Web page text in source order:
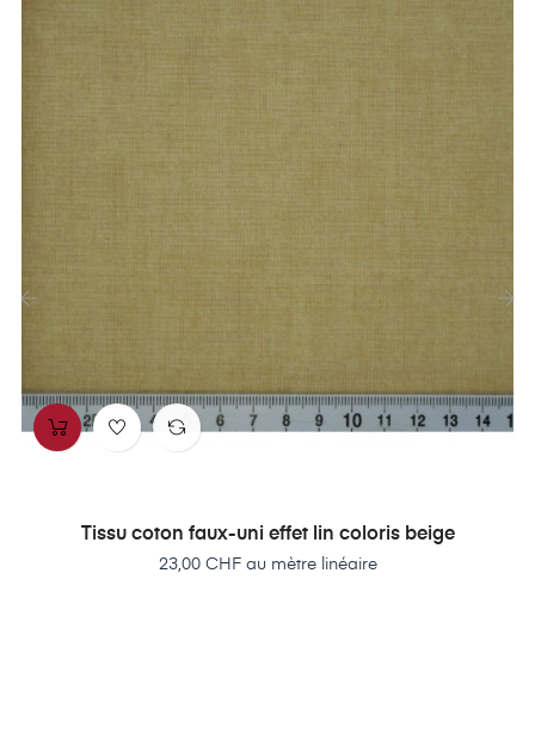
Tissu coton faux-uni effet lin coloris beige
Prix
23,00 CHF au mètre linéaire